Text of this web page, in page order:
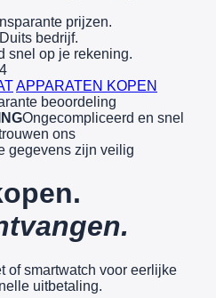
prijzen.
Duits bedrijf.
snel op je rekening.
APPARATEN KOPEN
beoordeling
Ongecompliceerd en snel
ons
gegevens zijn veilig
of smartwatch voor eerlijke
uitbetaling.